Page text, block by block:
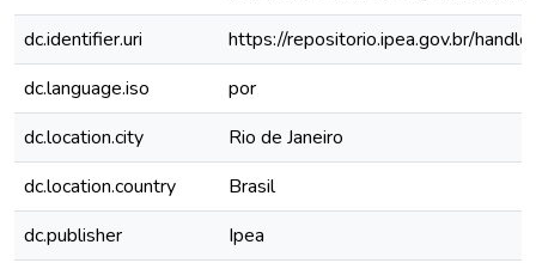
dc.identifier.uri
https://repositorio.ipea.gov.br/
dc.language.iso
por
dc.location.city
Rio de Janeiro
dc.location.country
Brasil
dc.publisher
Ipea